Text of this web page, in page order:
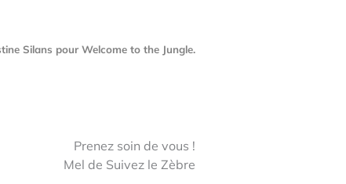
Silans pour Welcome to the Jungle.
Prenez soin de vous !
Mel de Suivez le Zèbre